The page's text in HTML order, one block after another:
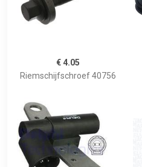
€ 4.05
Riemschijfschroef 40756